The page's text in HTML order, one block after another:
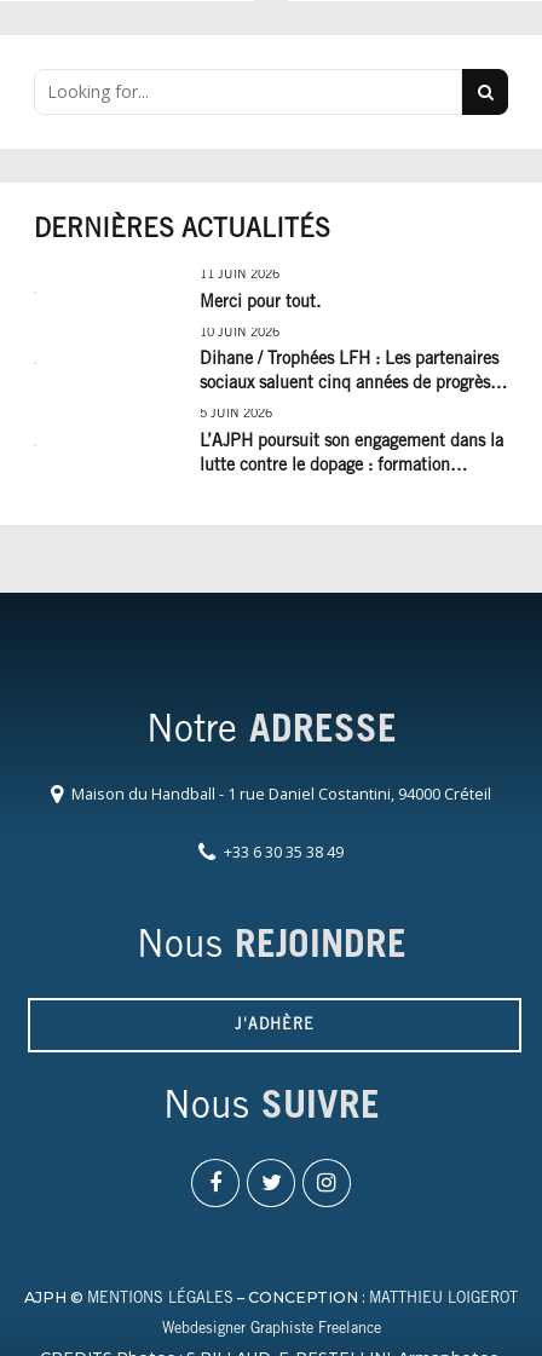
DERNIÈRES ACTUALITÉS
11 JUIN 2026
Merci pour tout.
10 JUIN 2026
Dihane / Trophées LFH : Les partenaires
sociaux saluent cinq années de progrès
social et les efforts à poursuivre !
5 JUIN 2026
L’AJPH poursuit son engagement dans la
lutte contre le dopage : formation
Notre ADRESSE
Maison du Handball - 1 rue Daniel Costantini, 94000 Créteil
+33 6 30 35 38 49
Nous REJOINDRE
J'ADHÈRE
Nous SUIVRE
AJPH © MENTIONS LÉGALES – CONCEPTION : MATTHIEU LOIGEROT
Webdesigner Graphiste Freelance